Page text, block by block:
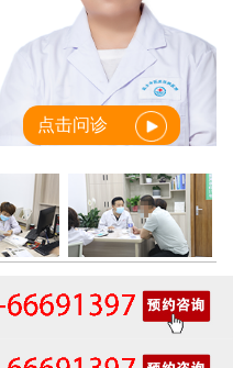
点击问诊